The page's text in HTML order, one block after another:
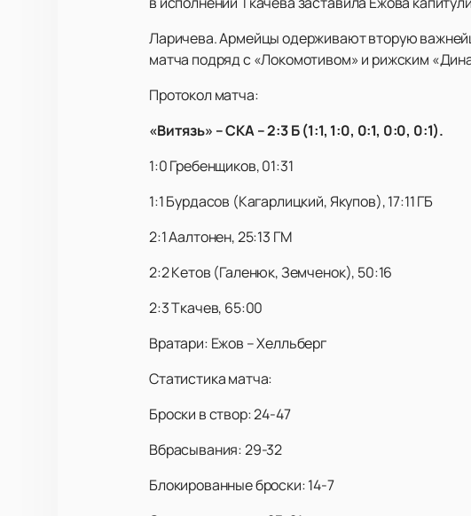
Ларичева. Армейцы одерживают вторую
матча подряд с «Локомотивом» и рижским
Протокол матча:
«Витязь» – СКА – 2:3 Б (1:1, 1:0, 0:1, 0:0, 0:1).
1:0 Гребенщиков, 01:31
1:1 Бурдасов (Кагарлицкий, Якупов), 17:11 ГБ
2:1 Аалтонен, 25:13 ГМ
2:2 Кетов (Галенюк, Земченок), 50:16
2:3 Ткачев, 65:00
Вратари: Ежов – Хелльберг
Статистика матча:
Броски в створ: 24-47
Вбрасывания: 29-32
Блокированные броски: 14-7